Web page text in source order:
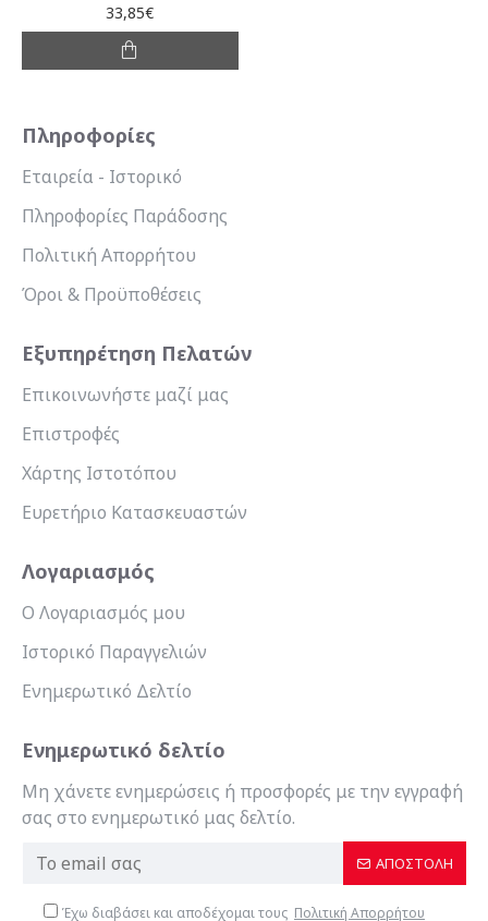
33,85€
Πληροφορίες
Εταιρεία - Ιστορικό
Πληροφορίες Παράδοσης
Πολιτική Απορρήτου
Όροι & Προϋποθέσεις
Εξυπηρέτηση Πελατών
Επικοινωνήστε μαζί μας
Επιστροφές
Χάρτης Ιστοτόπου
Ευρετήριο Κατασκευαστών
Λογαριασμός
Ο Λογαριασμός μου
Ιστορικό Παραγγελιών
Ενημερωτικό Δελτίο
Ενημερωτικό δελτίο
Μη χάνετε ενημερώσεις ή προσφορές με την εγγραφή
σας στο ενημερωτικό μας δελτίο.
ΑΠΟΣΤΟΛΉ
Έχω διαβάσει και αποδέχομαι τους Πολιτική Απορρήτου